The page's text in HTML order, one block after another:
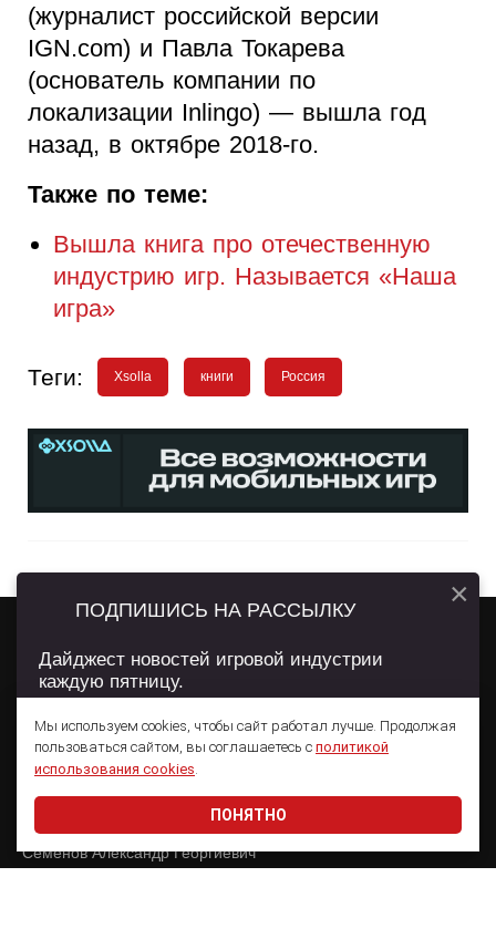
(журналист российской версии
IGN.com) и Павла Токарева
(основатель компании по
локализации Inlingo) — вышла год
назад, в октябре 2018-го.
Также по теме:
Вышла книга про отечественную
индустрию игр. Называется «Наша
игра»
Теги: Xsolla книги Россия
О ПРОЕКТЕРЕКЛАМАWN CONFERENCE
Сетевое издание App2Top
Главный редактор:
Семенов Александр Георгиевич
Мы используем cookies, чтобы сайт работал лучше. Продолжая
пользоваться сайтом, вы соглашаетесь с политикой
использования cookies.
ПОНЯТНО
ПОДПИШИСЬ НА РАССЫЛКУ
Дайджест новостей игровой индустрии
каждую пятницу.
Даю согласие на обработкуперсональных данных
×